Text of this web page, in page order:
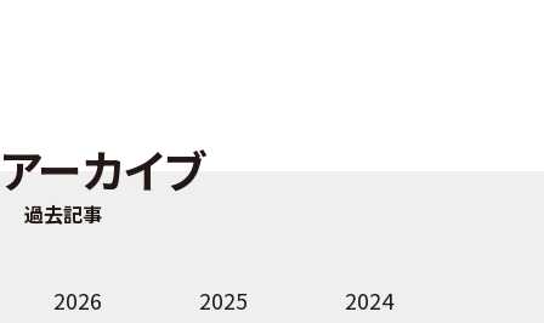
アーカイブ
過去記事
2026 2025
2024